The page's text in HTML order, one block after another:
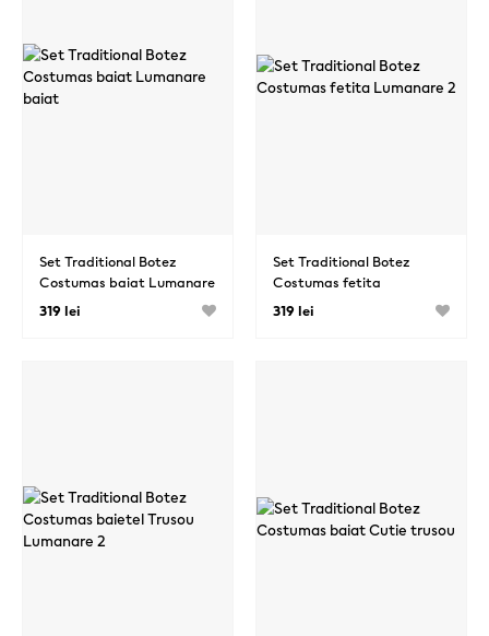
Set Traditional Botez
Costumas baiat Lumanare
baiat
319 lei
Set Traditional Botez
Costumas fetita
Lumanare 2
319 lei